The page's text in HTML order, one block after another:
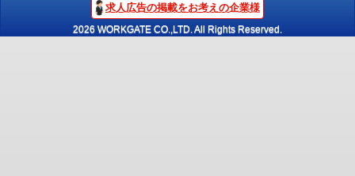
求人広告の掲載をお考えの企業様
2026 WORKGATE CO.,LTD. All Rights Reserved.